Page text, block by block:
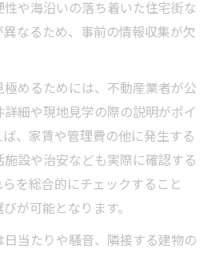
や海沿いの落ち着いた住宅街な
なるため、事前の情報収集が欠
めるためには、不動産業者が公
細や現地見学の際の説明がポイ
、家賃や管理費の他に発生する
設や治安なども実際に確認する
を総合的にチェックすること
が可能となります。
当たりや騒音、隣接する建物の